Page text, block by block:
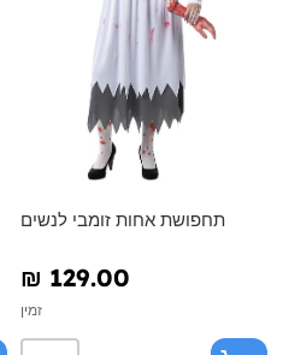
תחפושת אחות זומבי לנשים
₪‎ 129.00
זמין